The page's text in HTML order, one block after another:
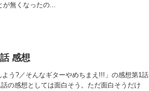
無くなったの...
感想
う?／そんなギターやめちまえ!!!」の感想第1話
の感想としては面白そう。ただ面白そうだけ